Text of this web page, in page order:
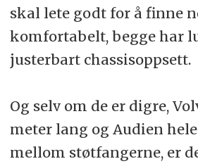
skal lete godt for å finne
komfortabelt, begge har
justerbart chassisoppsett.
Og selv om de er digre,
meter lang og Audien
mellom støtfangerne, er